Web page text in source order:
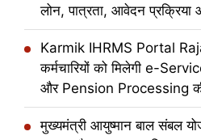
लोन, पात्रता, आवेदन प्रक्रिया
Karmik IHRMS Portal
कर्मचारियों को मिलेगी e-
और Pension Processing
मुख्यमंत्री आयुष्मान बाल संबल